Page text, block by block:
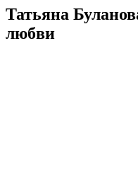
Татьяна
любви